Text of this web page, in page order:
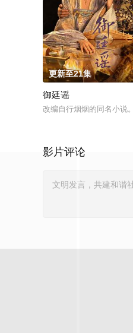
更新至21集
御廷谣
改编自行烟烟的同名小说
影片评论